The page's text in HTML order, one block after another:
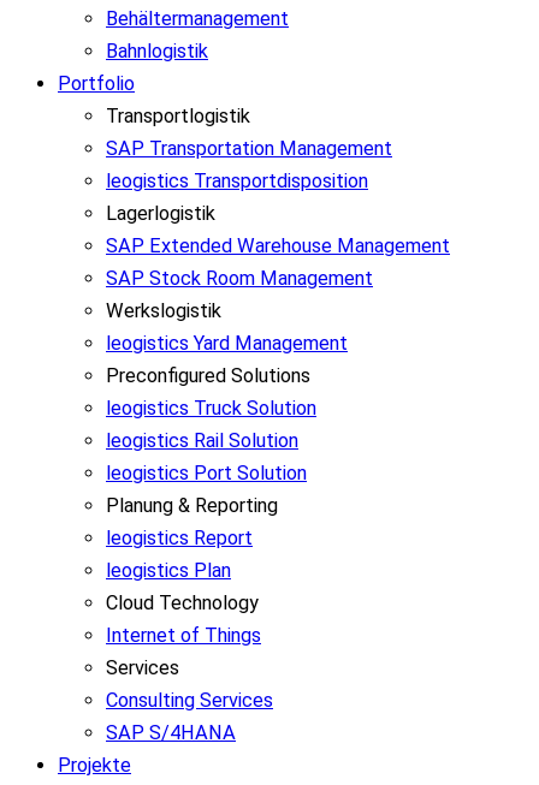
Behältermanagement
Bahnlogistik
Portfolio
Transportlogistik
SAP Transportation Management
leogistics Transportdisposition
Lagerlogistik
SAP Extended Warehouse Management
SAP Stock Room Management
Werkslogistik
leogistics Yard Management
Preconfigured Solutions
leogistics Truck Solution
leogistics Rail Solution
leogistics Port Solution
Planung & Reporting
leogistics Report
leogistics Plan
Cloud Technology
Internet of Things
Services
Consulting Services
SAP S/4HANA
Projekte